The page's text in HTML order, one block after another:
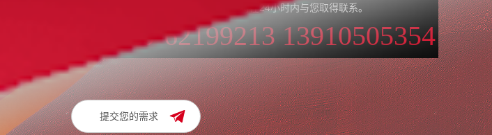
请留下您的建站需求及联系方式，我们将在24小时内与您取得联系。
010-62199213 13910505354
提交您的需求